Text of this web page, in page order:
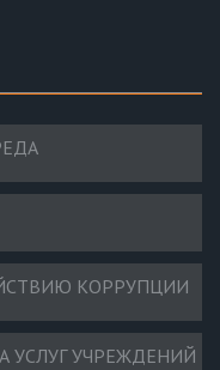
КОРРУПЦИИ
УСЛУГ УЧРЕЖДЕНИЙ